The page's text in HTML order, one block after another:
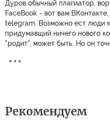
Дуров обычный плагиатор,
FaceBook - вот вам
telegram. Возможно ест люди
придумавщий ничего нового
"родит", может быть. Но он
Рекомендуем